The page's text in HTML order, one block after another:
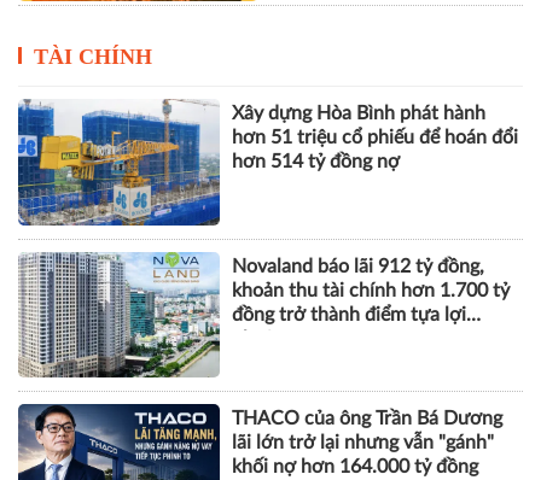
TÀI CHÍNH
Xây dựng Hòa Bình phát hành
hơn 51 triệu cổ phiếu để hoán đổi
hơn 514 tỷ đồng nợ
Novaland báo lãi 912 tỷ đồng,
khoản thu tài chính hơn 1.700 tỷ
đồng trở thành điểm tựa lợi
THACO của ông Trần Bá Dương
lãi lớn trở lại nhưng vẫn "gánh"
khối nợ hơn 164.000 tỷ đồng